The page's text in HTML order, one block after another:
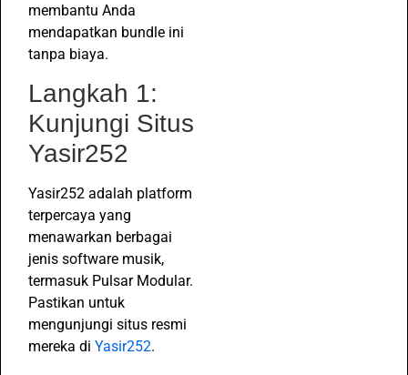
membantu Anda
mendapatkan bundle ini
tanpa biaya.
Langkah 1:
Kunjungi Situs
Yasir252
Yasir252 adalah platform
terpercaya yang
menawarkan berbagai
jenis software musik,
termasuk Pulsar Modular.
Pastikan untuk
mengunjungi situs resmi
mereka di Yasir252.